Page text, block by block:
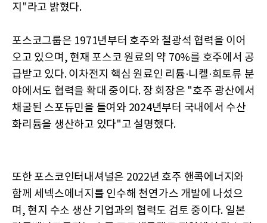
지"라고 밝혔다.
포스코그룹은 1971년부터 호주와 철광석 협력을 이어
오고 있으며, 현재 포스코 원료의 약 70%를 호주에서 공
급받고 있다. 이차전지 핵심 원료인 리튬·니켈·희토류 분
야에서도 협력을 확대 중이다. 장 회장은 "호주 광산에서
채굴된 스포듀민을 들여와 2024년부터 국내에서 수산
화리튬을 생산하고 있다"고 설명했다.
또한 포스코인터내셔널은 2022년 호주 핸콕에너지와
함께 세넥스에너지를 인수해 천연가스 개발에 나섰으
며, 현지 수소 생산 기업과의 협력도 검토 중이다. 일본